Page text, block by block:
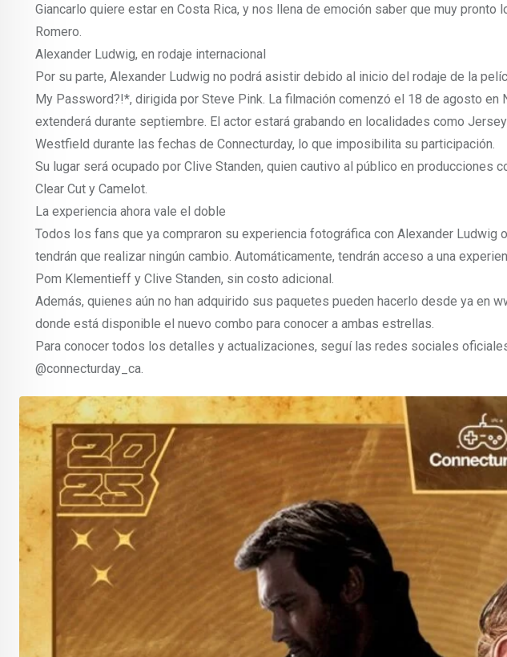
Giancarlo quiere estar en Costa Rica, y nos llena de emoción saber que muy pronto
Romero.
Alexander Ludwig, en rodaje internacional
Por su parte, Alexander Ludwig no podrá asistir debido al inicio del rodaje de la
My Password?!*, dirigida por Steve Pink. La filmación comenzó el 18 de agosto en
extenderá durante septiembre. El actor estará grabando en localidades como
Westfield durante las fechas de Connecturday, lo que imposibilita su participación.
Su lugar será ocupado por Clive Standen, quien cautivo al público en producciones
Clear Cut y Camelot.
La experiencia ahora vale el doble
Todos los fans que ya compraron su experiencia fotográfica con Alexander Ludwig
tendrán que realizar ningún cambio. Automáticamente, tendrán acceso a una
Pom Klementieff y Clive Standen, sin costo adicional.
Además, quienes aún no han adquirido sus paquetes pueden hacerlo desde ya en
donde está disponible el nuevo combo para conocer a ambas estrellas.
Para conocer todos los detalles y actualizaciones, seguí las redes sociales
@connecturday_ca.